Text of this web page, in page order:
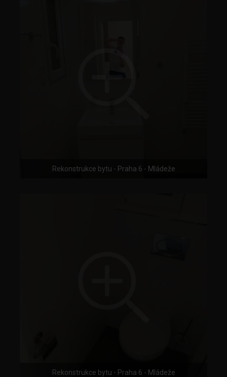
Rekonstrukce bytu - Praha 6 - Mládeže
Rekonstrukce bytu - Praha 6 - Mládeže